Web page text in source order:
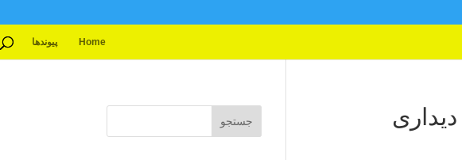
Home پیوندها
جستجو